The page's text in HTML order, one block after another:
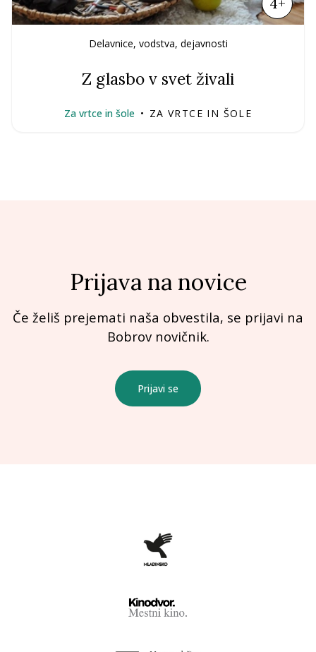
Delavnice, vodstva, dejavnosti
Z glasbo v svet živali
Za vrtce in šole • ZA VRTCE IN ŠOLE
Prijava na novice
Če želiš prejemati naša obvestila, se prijavi na
Bobrov novičnik.
Prijavi se